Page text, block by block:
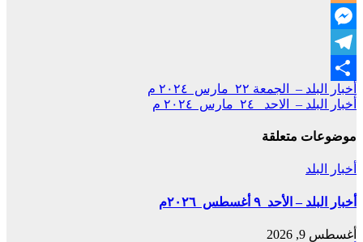
Blogger
Messenger
Telegram
Share
تصفّح
المقالات
أخبار البلد – الجمعة ٢٢ مارس ٢٠٢٤ م
أخبار البلد – الاحد ٢٤ مارس ٢٠٢٤ م
موضوعات متعلقة
أخبار البلد
أخبار البلد – الأحد ٩ أغسطس ٢٠٢٦م
أغسطس 9, 2026